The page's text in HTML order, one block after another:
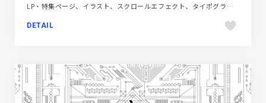
LP・特集ページ、イラスト、スクロールエフェクト、タイポグラフィー、ナチュラル、ファッション・ビューティー、ブランド・サービスサイト、ベージュ・ゴールド系
DETAIL